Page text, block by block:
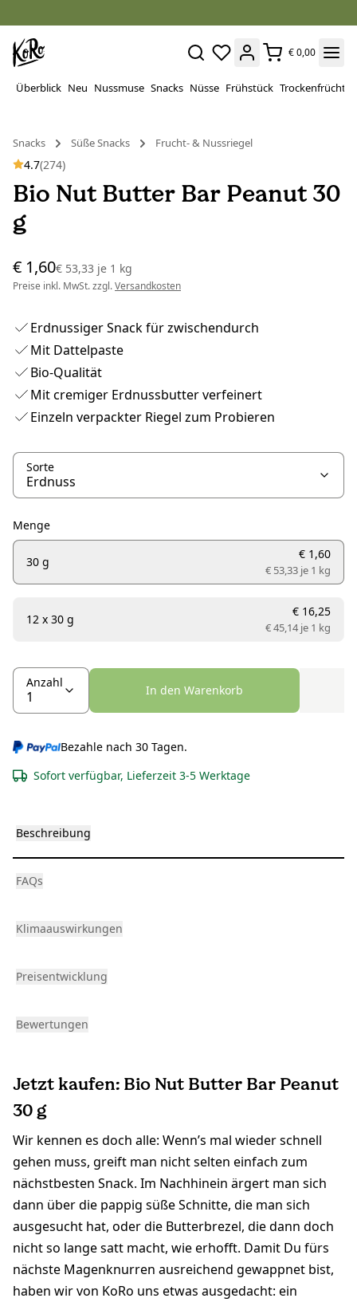
€ 0,00
Überblick Neu Nussmuse Snacks Nüsse Frühstück Trockenfrüchte
Snacks
Süße Snacks Frucht- & Nussriegel
4.7(274)
Bio Nut Butter Bar Peanut 30
g
€ 1,60€ 53,33 je 1 kg
Preise inkl. MwSt. zzgl.Versandkosten
Erdnussiger Snack für zwischendurch
Mit Dattelpaste
Bio-Qualität
Mit cremiger Erdnussbutter verfeinert
Einzeln verpackter Riegel zum Probieren
Sorte
Menge
30 g
€ 1,60
€ 53,33 je 1 kg
12 x 30 g
€ 16,25
€ 45,14 je 1 kg
Anzahl
In den Warenkorb
Bezahle nach 30 Tagen.
Sofort verfügbar, Lieferzeit 3-5 Werktage
Beschreibung
FAQs
Klimaauswirkungen
Preisentwicklung
Bewertungen
Jetzt kaufen: Bio Nut Butter Bar Peanut
30 g
Wir kennen es doch alle: Wenn’s mal wieder schnell
gehen muss, greift man nicht selten einfach zum
nächstbesten Snack. Im Nachhinein ärgert man sich
dann über die pappig süße Schnitte, die man sich
ausgesucht hat, oder die Butterbrezel, die dann doch
nicht so lange satt macht, wie erhofft. Damit Du fürs
nächste Magenknurren ausreichend gewappnet bist,
haben wir von KoRo uns etwas ausgedacht: ein